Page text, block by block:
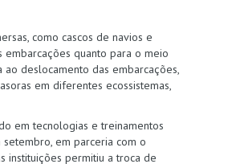
como cascos de navios e
quanto para o meio
deslocamento das embarcações,
em diferentes ecossistemas,
em tecnologias e treinamentos
em parceria com o
instituições permitiu a troca de